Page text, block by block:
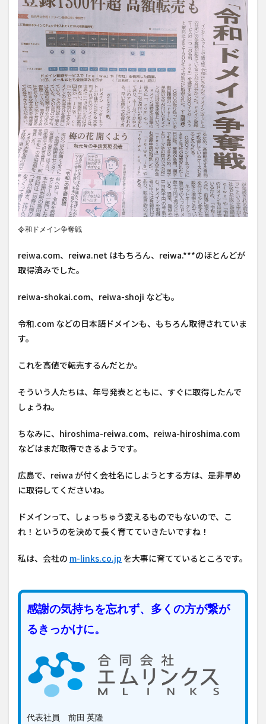
令和ドメイン争奪戦
reiwa.com、reiwa.net はもちろん、reiwa.***のほとんどが
取得済みでした。
reiwa-shokai.com、reiwa-shoji なども。
令和.com などの日本語ドメインも、もちろん取得されていま
す。
これを高値で転売するんだとか。
そういう人たちは、年号発表とともに、すぐに取得したんで
しょうね。
ちなみに、hiroshima-reiwa.com、reiwa-hiroshima.com
などはまだ取得できるようです。
広島で、reiwa が付く会社名にしようとする方は、是非早め
に取得してくださいね。
ドメインって、しょっちゅう変えるものでもないので、こ
れ！というのを決めて長く育てていきたいですね！
私は、会社の m-links.co.jp を大事に育てているところです。
感謝の気持ちを忘れず、多くの方が繋が
るきっかけに。
代表社員 前田 英隆